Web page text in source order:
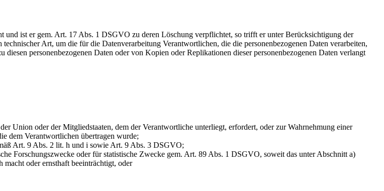
und ist er gem. Art. 17 Abs. 1 DSGVO zu deren Löschung verpflichtet, so trifft er unter Berücksichtigung der
Art, um die für die Datenverarbeitung Verantwortlichen, die die personenbezogenen Daten verarbeiten,
personenbezogenen Daten oder von Kopien oder Replikationen dieser personenbezogenen Daten verlangt
oder der Mitgliedstaaten, dem der Verantwortliche unterliegt, erfordert, oder zur Wahrnehmung einer
dem Verantwortlichen übertragen wurde;
Art. 9 Abs. 2 lit. h und i sowie Art. 9 Abs. 3 DSGVO;
oder für statistische Zwecke gem. Art. 89 Abs. 1 DSGVO, soweit das unter Abschnitt a)
oder ernsthaft beeinträchtigt, oder